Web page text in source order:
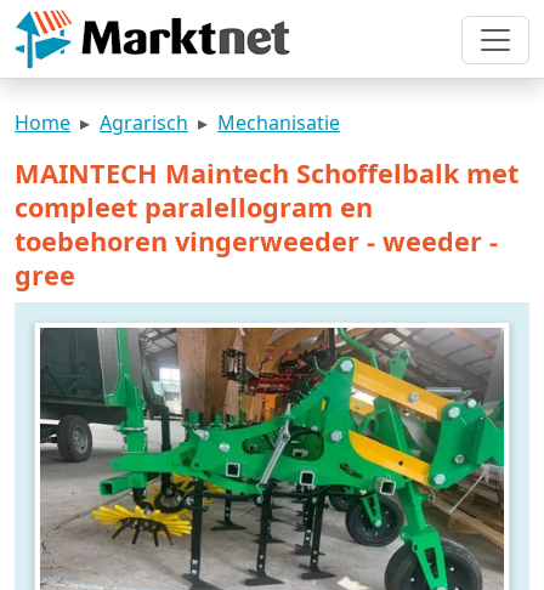
Home Agrarisch Mechanisatie
MAINTECH Maintech Schoffelbalk met
compleet paralellogram en
toebehoren vingerweeder - weeder -
gree